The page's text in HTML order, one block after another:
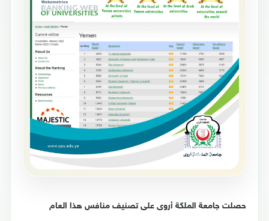
حصلت جامعة الملكة أروى على تصنيف منافس هذا العام